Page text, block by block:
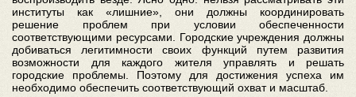
институты как «лишние», они должны координировать
решение проблем при условии обеспеченности
соответствующими ресурсами. Городские учреждения должны
добиваться легитимности своих функций путем развития
возможности для каждого жителя управлять и решать
городские проблемы. Поэтому для достижения успеха им
необходимо обеспечить соответствующий охват и масштаб.